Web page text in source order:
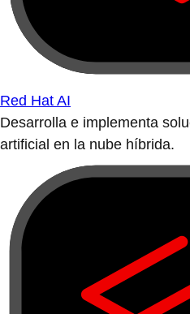
Red Hat AI
Desarrolla e implementa
artificial en la nube híbrida.